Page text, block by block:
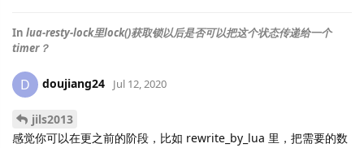
In lua-resty-lock里lock()获取锁以后是否可以把这个状态传递给一个
timer？
D doujiang24 Jul 12, 2020
jils2013
感觉你可以在更之前的阶段，比如 rewrite_by_lua 里，把需要的数